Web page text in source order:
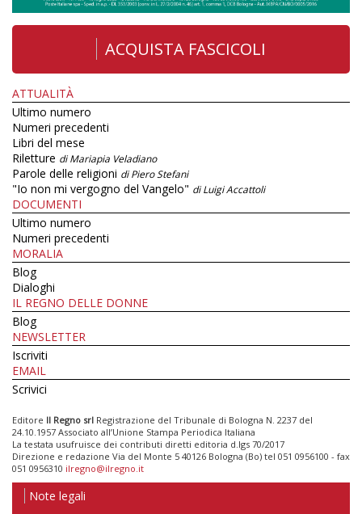
ACQUISTA FASCICOLI
ATTUALITÀ
Ultimo numero
Numeri precedenti
Libri del mese
Riletture di Mariapia Veladiano
Parole delle religioni di Piero Stefani
"Io non mi vergogno del Vangelo" di Luigi Accattoli
DOCUMENTI
Ultimo numero
Numeri precedenti
MORALIA
Blog
Dialoghi
IL REGNO DELLE DONNE
Blog
NEWSLETTER
Iscriviti
EMAIL
Scrivici
Editore Il Regno srl Registrazione del Tribunale di Bologna N. 2237 del
24.10.1957 Associato all’Unione Stampa Periodica Italiana
La testata usufruisce dei contributi diretti editoria d.lgs 70/2017
Direzione e redazione Via del Monte 5 40126 Bologna (Bo) tel 051 0956100 - fax
051 0956310 ilregno@ilregno.it
Note legali